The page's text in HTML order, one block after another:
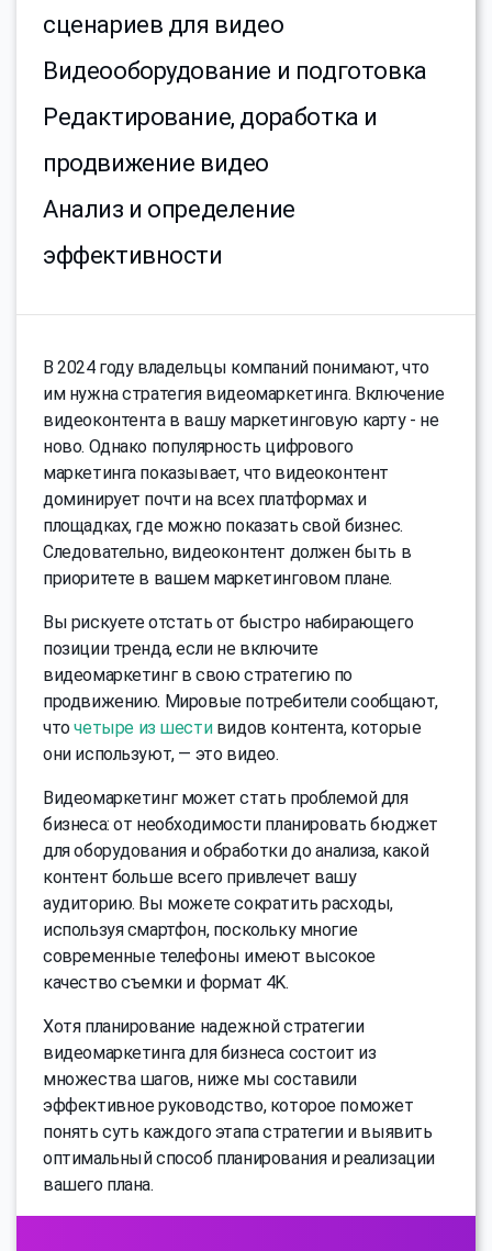
сценариев для видео
Видеооборудование и подготовка
Редактирование, доработка и
продвижение видео
Анализ и определение
эффективности
В 2024 году владельцы компаний понимают, что
им нужна стратегия видеомаркетинга. Включение
видеоконтента в вашу маркетинговую карту - не
ново. Однако популярность цифрового
маркетинга показывает, что видеоконтент
доминирует почти на всех платформах и
площадках, где можно показать свой бизнес.
Следовательно, видеоконтент должен быть в
приоритете в вашем маркетинговом плане.
Вы рискуете отстать от быстро набирающего
позиции тренда, если не включите
видеомаркетинг в свою стратегию по
продвижению. Мировые потребители сообщают,
чточетыре из шестивидов контента, которые
они используют, — это видео.
Видеомаркетинг может стать проблемой для
бизнеса: от необходимости планировать бюджет
для оборудования и обработки до анализа, какой
контент больше всего привлечет вашу
аудиторию. Вы можете сократить расходы,
используя смартфон, поскольку многие
современные телефоны имеют высокое
качество съемки и формат 4K.
Хотя планирование надежной стратегии
видеомаркетинга для бизнеса состоит из
множества шагов, ниже мы составили
эффективное руководство, которое поможет
понять суть каждого этапа стратегии и выявить
оптимальный способ планирования и реализации
вашего плана.